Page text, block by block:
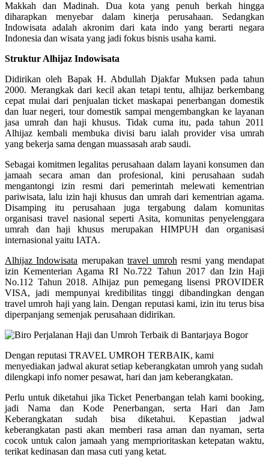
Makkah dan Madinah. Dua kota yang penuh berkah hingga
diharapkan menyebar dalam kinerja perusahaan. Sedangkan
Indowisata adalah akronim dari kata indo yang berarti negara
Indonesia dan wisata yang jadi fokus bisnis usaha kami.
Struktur Alhijaz Indowisata
Didirikan oleh Bapak H. Abdullah Djakfar Muksen pada tahun
2000. Merangkak dari kecil akan tetapi tentu, alhijaz berkembang
cepat mulai dari penjualan ticket maskapai penerbangan domestik
dan luar negeri, tour domestik sampai mengembangkan ke layanan
jasa umrah dan haji khusus. Tidak cuma itu, pada tahun 2011
Alhijaz kembali membuka divisi baru ialah provider visa umrah
yang bekerja sama dengan muassasah arab saudi.
Sebagai komitmen legalitas perusahaan dalam layani konsumen dan
jamaah secara aman dan profesional, kini perusahaan sudah
mengantongi izin resmi dari pemerintah melewati kementrian
pariwisata, lalu izin haji khusus dan umrah dari kementrian agama.
Disamping itu perusahaan juga tergabung dalam komunitas
organisasi travel nasional seperti Asita, komunitas penyelenggara
umrah dan haji khusus merupakan HIMPUH dan organisasi
internasional yaitu IATA.
Alhijaz Indowisata merupakantravel umroh resmi yang mendapat
izin Kementerian Agama RI No.722 Tahun 2017 dan Izin Haji
No.112 Tahun 2018. Alhijaz pun pemegang lisensi PROVIDER
VISA, jadi mempunyai kredibilitas tinggi dibandingkan dengan
travel umroh haji yang lain. Dengan reputasi kami, izin itu terus bisa
diperpanjang semenjak perusahaan didirikan.
Dengan reputasi TRAVEL UMROH TERBAIK, kami
menyediakan jadwal akurat setiap keberangkatan umroh yang sudah
dilengkapi info nomer pesawat, hari dan jam keberangkatan.
Perlu untuk diketahui jika Ticket Penerbangan telah kami booking,
jadi Nama dan Kode Penerbangan, serta Hari dan Jam
Keberangkatan sudah bisa diketahui. Kepastian jadwal
keberangkatan pasti akan memberi rasa aman dan nyaman, serta
cocok untuk calon jamaah yang memprioritaskan ketepatan waktu,
terikat kedinasan dan masa cuti yang ketat.